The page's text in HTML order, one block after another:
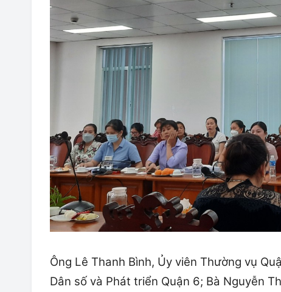
Ông Lê Thanh Bình, Ủy viên Thường vụ
Dân số và Phát triển Quận 6; Bà Nguyễn